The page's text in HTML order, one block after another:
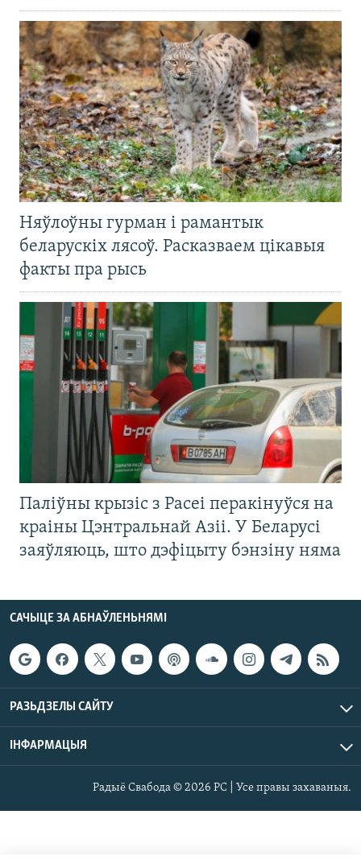
Няўлоўны гурман і рамантык
беларускіх лясоў. Расказваем цікавыя
факты пра рысь
Паліўны крызіс з Расеі перакінуўся на
краіны Цэнтральнай Азіі. У Беларусі
заяўляюць, што дэфіцыту бэнзіну няма
САЧЫЦЕ ЗА АБНАЎЛЕНЬНЯМІ
РАЗЬДЗЕЛЫ САЙТУ
ІНФАРМАЦЫЯ
Радыё Свабода © 2026 РС | Усе правы захаваныя.